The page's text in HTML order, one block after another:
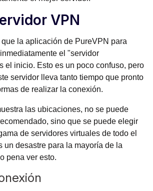
VPN
la aplicación de PureVPN para
el "servidor
el inicio. Esto es un poco confuso, pero
servidor lleva tanto tiempo que pronto
de realizar la conexión.
las ubicaciones, no se puede
sino que se puede elegir
de servidores virtuales de todo el
un desastre para la mayoría de la
pena ver esto.